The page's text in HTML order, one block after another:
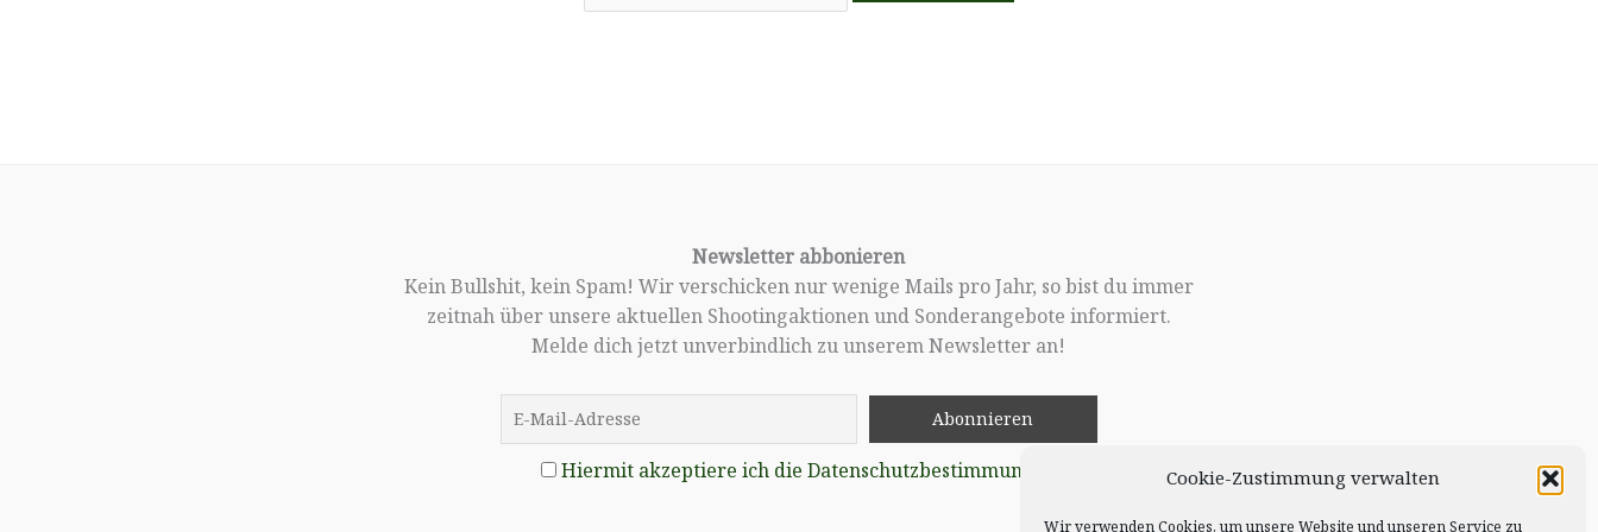
Cookie-Zustimmung verwalten
Wir verwenden Cookies, um unsere Website und unseren Service zu
Newsletter abbonieren
Kein Bullshit, kein Spam! Wir verschicken nur wenige Mails pro Jahr, so bist du immer
zeitnah über unsere aktuellen Shootingaktionen und Sonderangebote informiert.
Melde dich jetzt unverbindlich zu unserem Newsletter an!
Hiermit akzeptiere ich die Datenschutzbestimmungen